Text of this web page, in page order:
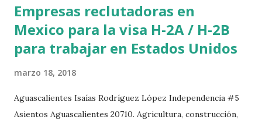
Empresas reclutadoras en
Mexico para la visa H-2A / H-2B
para trabajar en Estados Unidos
marzo 18, 2018
Aguascalientes Isaías Rodríguez López Independencia #5
Asientos Aguascalientes 20710. Agricultura, construcción,